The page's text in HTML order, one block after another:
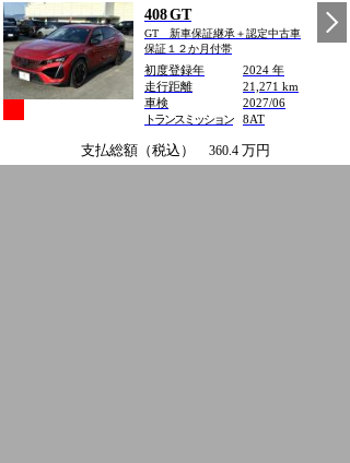
408 GT
GT 新車保証継承＋認定中古車
保証１２か月付帯
初度登録年
2024 年
走行距離
21,271 km
車検
2027/06
トランスミッション
8AT
支払総額（税込） 360.4万円